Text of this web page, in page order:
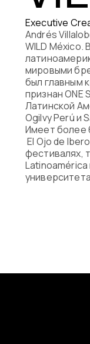
Часто
Блог
Цикл
Executive
Andrés
WILD México.
мировыми
был главным
признан ONE
Латинской
Ogilvy Perú и
Имеет более
El Ojo de
фестивалях,
Latinoamérica